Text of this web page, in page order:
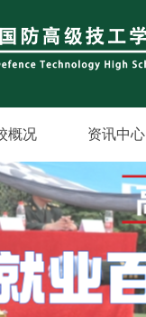
概况 资讯中心